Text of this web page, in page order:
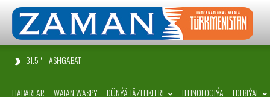
31.5 C ASHGABAT
HABARLAR WATAN WASPY DÜNÝÄ TÄZELIKLERI TEHNOLOGIÝA EDEBIÝAT